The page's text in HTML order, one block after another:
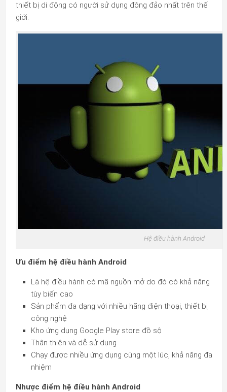
thiết bị di động có người sử dụng đông đảo nhất trên thế
giới.
Hệ điều hành Android
Ưu điểm hệ điều hành Android
Là hệ điều hành có mã nguồn mở do đó có khả năng
tùy biến cao
Sản phẩm đa dạng với nhiều hãng điện thoại, thiết bị
công nghệ
Kho ứng dụng Google Play store đồ sộ
Thân thiện và dễ sử dụng
Chạy được nhiều ứng dụng cùng một lúc, khả năng đa
nhiệm
Nhược điểm hệ điều hành Android